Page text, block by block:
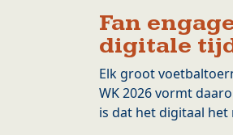
Fan
digitale
Elk groot
WK 2026 vormt
is dat het digitaal het